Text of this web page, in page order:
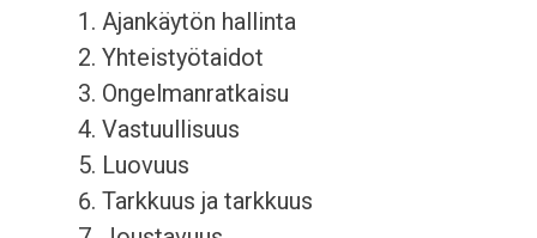
Ajankäytön hallinta
Yhteistyötaidot
Ongelmanratkaisu
Vastuullisuus
Luovuus
Tarkkuus ja tarkkuus